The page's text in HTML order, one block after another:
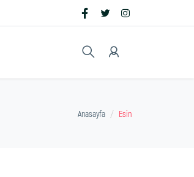
Anasayfa Esin